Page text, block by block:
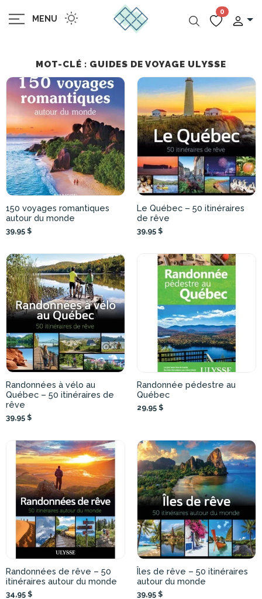
MENU
0
MOT-CLÉ : GUIDES DE VOYAGE ULYSSE
150 voyages romantiques
autour du monde
39,95 $
Le Québec – 50 itinéraires
de rêve
39,95 $
Randonnées à vélo au
Québec – 50 itinéraires de
rêve
39,95 $
Randonnée pédestre au
Québec
29,95 $
Randonnées de rêve – 50
itinéraires autour du monde
34,95 $
Îles de rêve – 50 itinéraires
autour du monde
39,95 $